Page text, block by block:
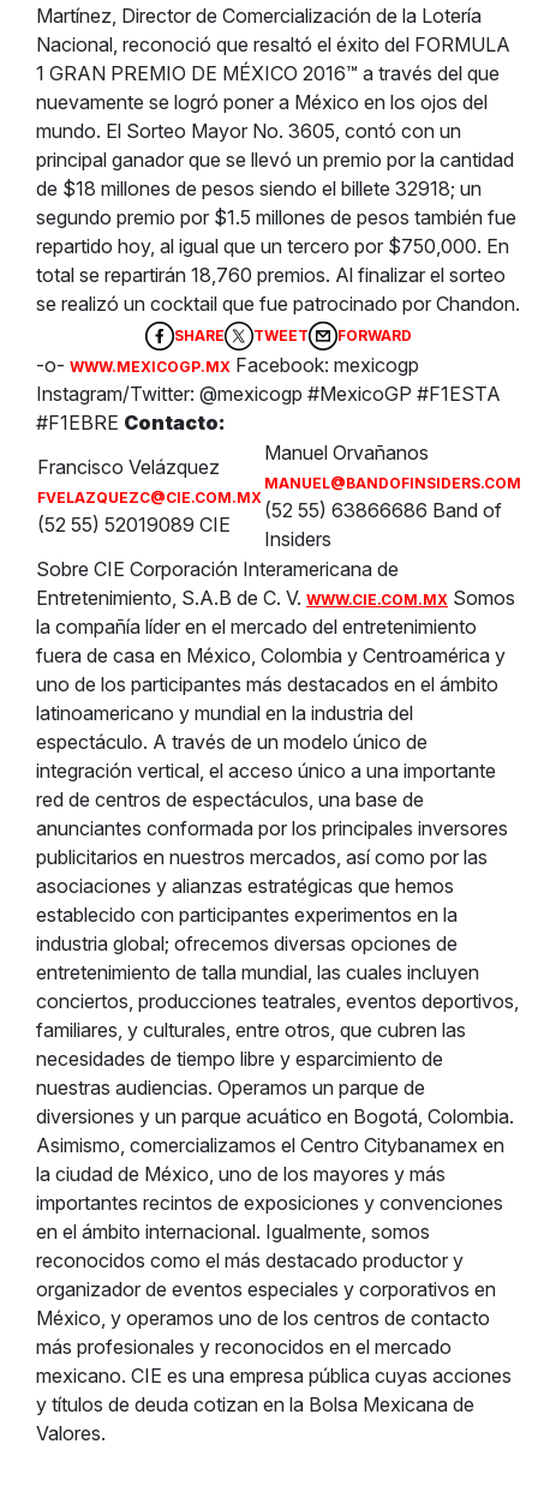
Martínez, Director de Comercialización de la Lotería
Nacional, reconoció que resaltó el éxito del FORMULA
1 GRAN PREMIO DE MÉXICO 2016™ a través del que
nuevamente se logró poner a México en los ojos del
mundo. El Sorteo Mayor No. 3605, contó con un
principal ganador que se llevó un premio por la cantidad
de $18 millones de pesos siendo el billete 32918; un
segundo premio por $1.5 millones de pesos también fue
repartido hoy, al igual que un tercero por $750,000. En
total se repartirán 18,760 premios. Al finalizar el sorteo
se realizó un cocktail que fue patrocinado por Chandon.
SHARE TWEET FORWARD
-o- WWW.MEXICOGP.MX Facebook: mexicogp
Instagram/Twitter: @mexicogp #MexicoGP #F1ESTA
#F1EBRE Contacto:
Francisco Velázquez
FVELAZQUEZC@CIE.COM.MX
(52 55) 52019089 CIE
Manuel Orvañanos
MANUEL@BANDOFINSIDERS.COM
(52 55) 63866686 Band of
Insiders
Sobre CIE Corporación Interamericana de
Entretenimiento, S.A.B de C. V. WWW.CIE.COM.MX Somos
la compañía líder en el mercado del entretenimiento
fuera de casa en México, Colombia y Centroamérica y
uno de los participantes más destacados en el ámbito
latinoamericano y mundial en la industria del
espectáculo. A través de un modelo único de
integración vertical, el acceso único a una importante
red de centros de espectáculos, una base de
anunciantes conformada por los principales inversores
publicitarios en nuestros mercados, así como por las
asociaciones y alianzas estratégicas que hemos
establecido con participantes experimentos en la
industria global; ofrecemos diversas opciones de
entretenimiento de talla mundial, las cuales incluyen
conciertos, producciones teatrales, eventos deportivos,
familiares, y culturales, entre otros, que cubren las
necesidades de tiempo libre y esparcimiento de
nuestras audiencias. Operamos un parque de
diversiones y un parque acuático en Bogotá, Colombia.
Asimismo, comercializamos el Centro Citybanamex en
la ciudad de México, uno de los mayores y más
importantes recintos de exposiciones y convenciones
en el ámbito internacional. Igualmente, somos
reconocidos como el más destacado productor y
organizador de eventos especiales y corporativos en
México, y operamos uno de los centros de contacto
más profesionales y reconocidos en el mercado
mexicano. CIE es una empresa pública cuyas acciones
y títulos de deuda cotizan en la Bolsa Mexicana de
Valores.